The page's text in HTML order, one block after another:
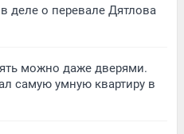
деле о перевале Дятлова
можно даже дверями.
самую умную квартиру в